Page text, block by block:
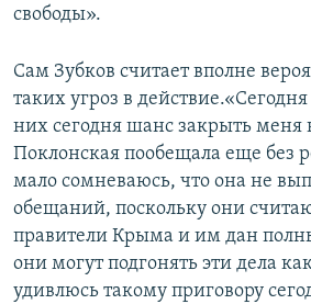
свободы».
Сам Зубков считает вполне
таких угроз в
них сегодня шанс закрыть меня
Поклонская пообещала еще без
мало сомневаюсь, что она не
обещаний, поскольку они
правители Крыма и им дан
они могут подгонять эти дела
удивлюсь такому приговору